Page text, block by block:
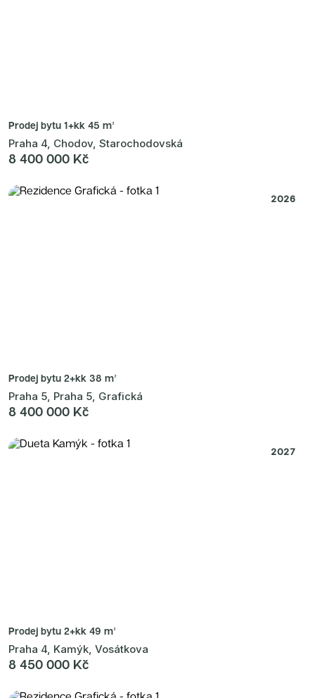
Prodej bytu 1+kk 45 m²
Praha 4, Chodov, Starochodovská
8 400 000 Kč
2026
Prodej bytu 2+kk 38 m²
Praha 5, Praha 5, Grafická
8 400 000 Kč
2027
Prodej bytu 2+kk 49 m²
Praha 4, Kamýk, Vosátkova
8 450 000 Kč